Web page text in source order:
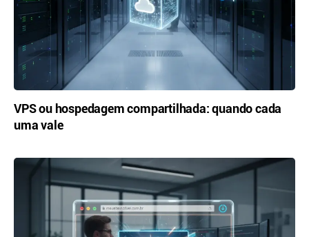
VPS ou hospedagem compartilhada: quando cada
uma vale